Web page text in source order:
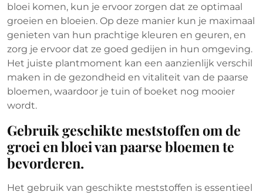
bloei komen, kun je ervoor zorgen dat ze optimaal
groeien en bloeien. Op deze manier kun je maximaal
genieten van hun prachtige kleuren en geuren, en
zorg je ervoor dat ze goed gedijen in hun omgeving.
Het juiste plantmoment kan een aanzienlijk verschil
maken in de gezondheid en vitaliteit van de paarse
bloemen, waardoor je tuin of boeket nog mooier
wordt.
Gebruik geschikte meststoffen om de
groei en bloei van paarse bloemen te
bevorderen.
Het gebruik van geschikte meststoffen is essentieel